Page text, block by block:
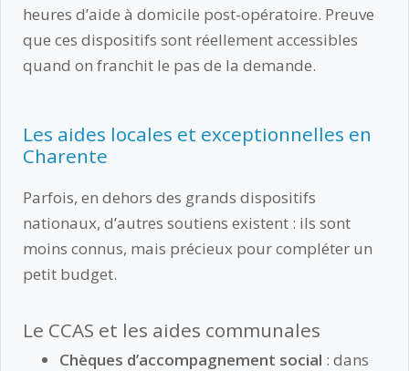
heures d’aide à domicile post-opératoire. Preuve
que ces dispositifs sont réellement accessibles
quand on franchit le pas de la demande.
Les aides locales et exceptionnelles en
Charente
Parfois, en dehors des grands dispositifs
nationaux, d’autres soutiens existent : ils sont
moins connus, mais précieux pour compléter un
petit budget.
Le CCAS et les aides communales
Chèques d’accompagnement social : dans